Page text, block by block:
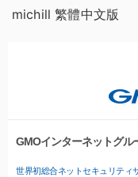
michill 繁體中文版
GMOインターネットグル
世界初総合ネットセキュリティ